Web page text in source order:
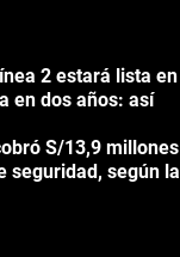
2 estará lista en
en dos años: así
S/13,9 millones
seguridad, según la